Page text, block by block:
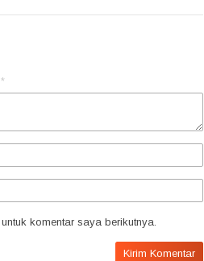
*
komentar saya berikutnya.